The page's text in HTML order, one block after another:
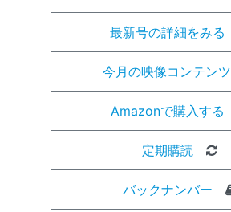
最新号の詳細をみる
今月の映像コンテンツ
Amazonで購入する
定期購読
バックナンバー